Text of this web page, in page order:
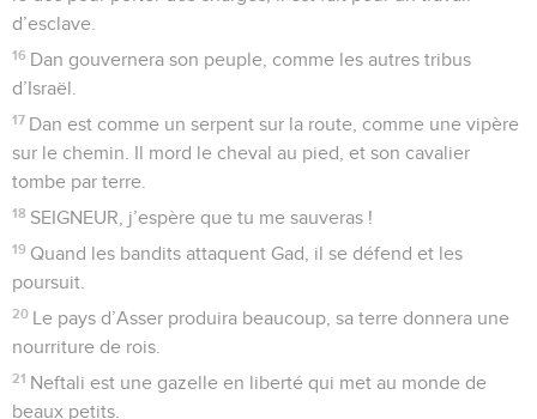
d’esclave.
16 Dan gouvernera son peuple, comme les autres tribus
d’Israël.
17 Dan est comme un serpent sur la route, comme une vipère
sur le chemin. Il mord le cheval au pied, et son cavalier
tombe par terre.
18 SEIGNEUR, j’espère que tu me sauveras !
19 Quand les bandits attaquent Gad, il se défend et les
poursuit.
20 Le pays d’Asser produira beaucoup, sa terre donnera une
nourriture de rois.
21 Neftali est une gazelle en liberté qui met au monde de
beaux petits.